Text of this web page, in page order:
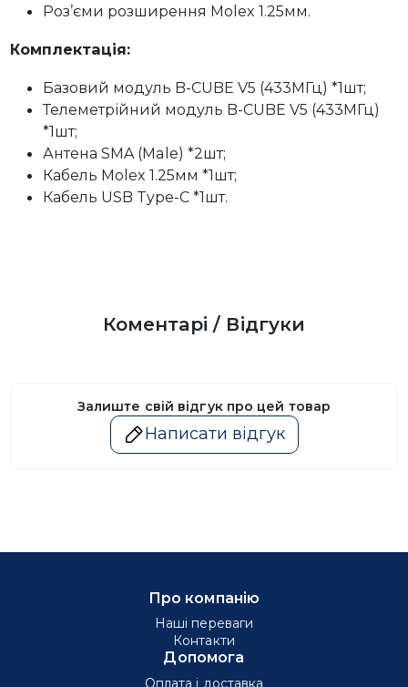
Роз’єми розширення Molex 1.25мм.
Комплектація:
Базовий модуль B-CUBE V5 (433МГц) *1шт;
Телеметрійний модуль B-CUBE V5 (433МГц)
*1шт;
Антена SMA (Male) *2шт;
Кабель Molex 1.25мм *1шт;
Кабель USB Type-C *1шт.
Коментарі / Відгуки
Залиште свій відгук про цей товар
Написати відгук
Про компанію
Наші переваги
Контакти
Допомога
Оплата і доставка